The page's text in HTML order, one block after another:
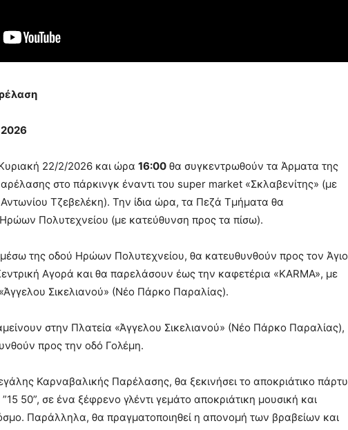
22/2/2026 και ώρα 16:00 θα συγκεντρωθούν τα Άρματα της
στο πάρκινγκ έναντι του super market «Σκλαβενίτης» (με
Τζεβελέκη). Την ίδια ώρα, τα Πεζά Τμήματα θα
Πολυτεχνείου (με κατεύθυνση προς τα πίσω).
της οδού Ηρώων Πολυτεχνείου, θα κατευθυνθούν προς τον Άγιο
Αγορά και θα παρελάσουν έως την καφετέρια «KARMA», με
Σικελιανού» (Νέο Πάρκο Παραλίας).
στην Πλατεία «Άγγελου Σικελιανού» (Νέο Πάρκο Παραλίας),
προς την οδό Γολέμη.
Καρναβαλικής Παρέλασης, θα ξεκινήσει το αποκριάτικο πάρτυ
50”, σε ένα ξέφρενο γλέντι γεμάτο αποκριάτικη μουσική και
Παράλληλα, θα πραγματοποιηθεί η απονομή των βραβείων και